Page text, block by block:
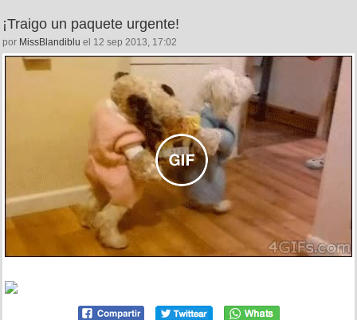
¡Traigo un paquete urgente!
por MissBlandiblu el 12 sep 2013, 17:02